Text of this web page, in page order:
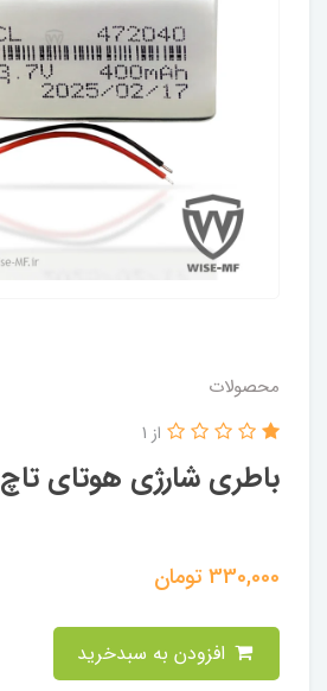
محصولات
باطری شارژی هوتای تاچ
از 1
330,000تومان